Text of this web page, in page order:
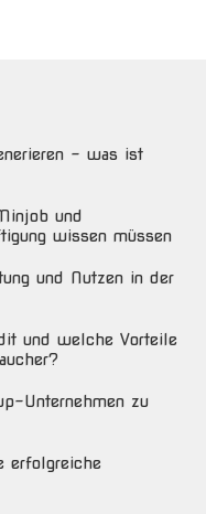
– was ist
und
wissen müssen
und Nutzen in der
und welche Vorteile
Unternehmen zu
erfolgreiche